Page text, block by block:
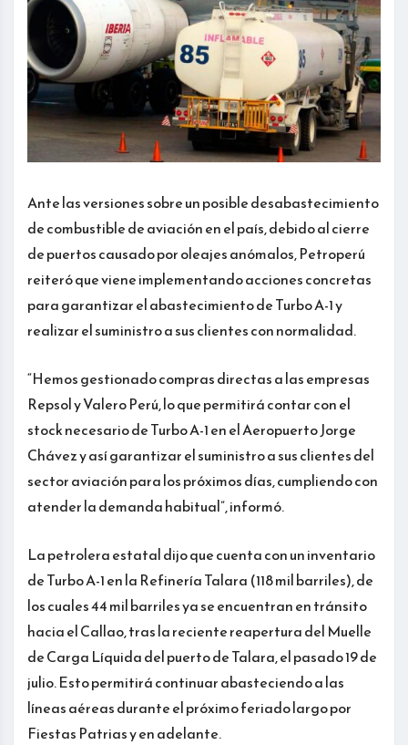
Ante las versiones sobre un posible desabastecimiento
de combustible de aviación en el país, debido al cierre
de puertos causado por oleajes anómalos, Petroperú
reiteró que viene implementando acciones concretas
para garantizar el abastecimiento de Turbo A-1 y
realizar el suministro a sus clientes con normalidad.
“Hemos gestionado compras directas a las empresas
Repsol y Valero Perú, lo que permitirá contar con el
stock necesario de Turbo A-1 en el Aeropuerto Jorge
Chávez y así garantizar el suministro a sus clientes del
sector aviación para los próximos días, cumpliendo con
atender la demanda habitual”, informó.
La petrolera estatal dijo que cuenta con un inventario
de Turbo A-1 en la Refinería Talara (118 mil barriles), de
los cuales 44 mil barriles ya se encuentran en tránsito
hacia el Callao, tras la reciente reapertura del Muelle
de Carga Líquida del puerto de Talara, el pasado 19 de
julio. Esto permitirá continuar abasteciendo a las
líneas aéreas durante el próximo feriado largo por
Fiestas Patrias y en adelante.